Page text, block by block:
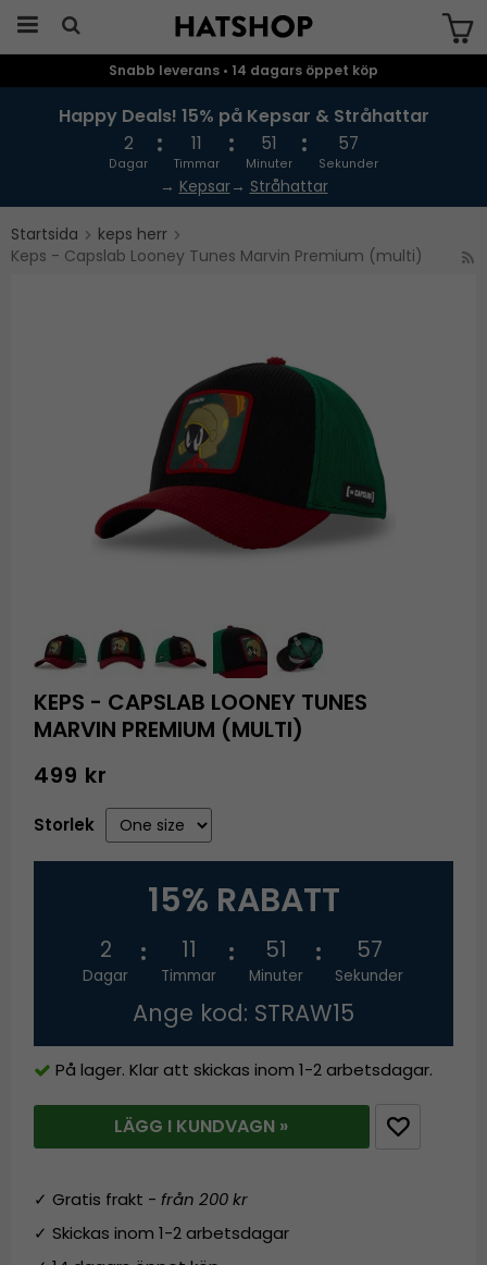
Snabb leverans • 14 dagars öppet köp
Happy Deals! 15% på Kepsar & Stråhattar
2
Dagar
11
Timmar
51
Minuter
56
Sekunder
→ Kepsar→ Stråhattar
Startsida
keps herr
Keps - Capslab Looney Tunes Marvin Premium (multi)
KEPS - CAPSLAB LOONEY TUNES
MARVIN PREMIUM (MULTI)
499 kr
Storlek
15% RABATT
2
Dagar
11
Timmar
51
Minuter
56
Sekunder
Ange kod: STRAW15
På lager. Klar att skickas inom 1-2 arbetsdagar.
LÄGG I KUNDVAGN »
✓ Gratis frakt -från 200 kr
✓ Skickas inom 1-2 arbetsdagar